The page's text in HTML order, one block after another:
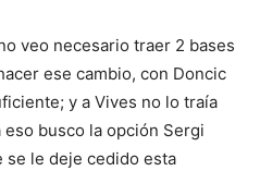
veo necesario traer 2 bases
ese cambio, con Doncic
y a Vives no lo traía
eso busco la opción Sergi
se le deje cedido esta